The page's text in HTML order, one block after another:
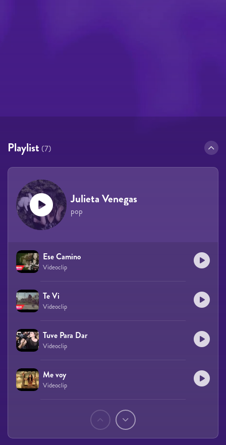
Playlist (7)
Julieta Venegas
pop
Ese Camino
Videoclip
Te Vi
Videoclip
Tuve Para Dar
Videoclip
Me voy
Videoclip